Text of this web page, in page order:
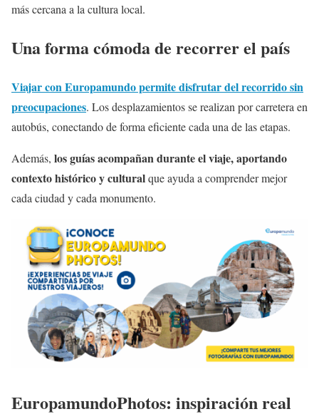
más cercana a la cultura local.
Una forma cómoda de recorrer el país
Viajar con Europamundo permite disfrutar del recorrido sin
preocupaciones. Los desplazamientos se realizan por carretera en
autobús, conectando de forma eficiente cada una de las etapas.
Además, los guías acompañan durante el viaje, aportando
contexto histórico y culturalque ayuda a comprender mejor
cada ciudad y cada monumento.
EuropamundoPhotos: inspiración real